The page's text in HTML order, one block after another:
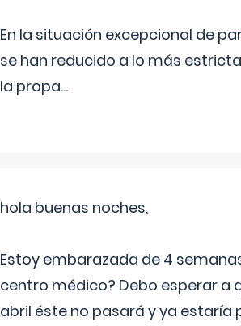
En la situación excepcional de
se han reducido a lo más
la propa...
hola buenas noches,
Estoy embarazada de 4
centro médico? Debo esperar a
abril éste no pasará y ya estaría